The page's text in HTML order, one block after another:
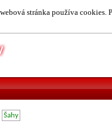
stránka používa cookies.
Šahy